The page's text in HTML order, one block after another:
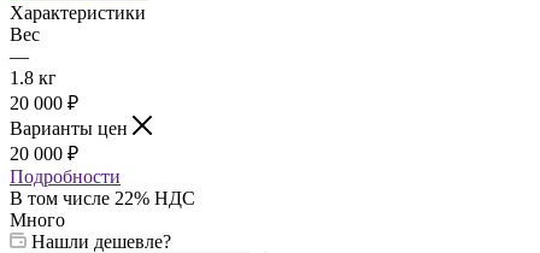
Характеристики
Вес
—
1.8 кг
20 000 ₽
Варианты цен
20 000 ₽
Подробности
В том числе 22% НДС
Много
Нашли дешевле?